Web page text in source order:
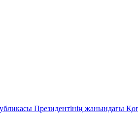
Президентінің жанындағы